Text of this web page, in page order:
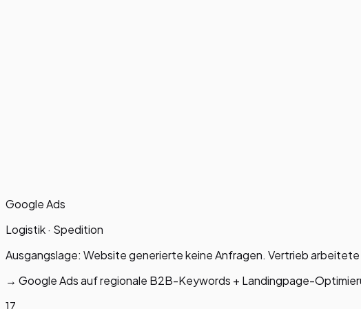
Google Ads
Logistik · Spedition
Ausgangslage: Website generierte keine Anfragen. Vertrieb
→ Google Ads auf regionale B2B-Keywords + Landingpage-
17